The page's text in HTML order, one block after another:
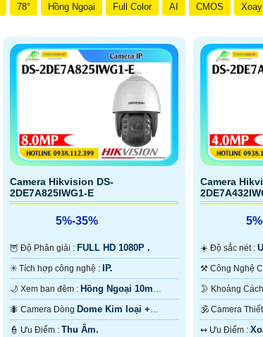
78° Hồng Ngoại Full Color AI CMOS
Camera Hikvision DS-
2DE7A825IWG1-E
5%-35%
🦉 Độ Phân giải : FULL HD 1080P .
✳️ Tích hợp công nghệ : IP.
🌙 Xem ban đêm : Hồng Ngoại 10m
Hồng Ngoại SMD.
🐜 Camera Dòng Dome Kim loại +
Nhựa.
️👮 Ưu Điểm : Thu Âm.
Camera
☀️ Độ sắc nét :
200m Hồng
🕉️ Camera
️↭ Ưu Điểm :